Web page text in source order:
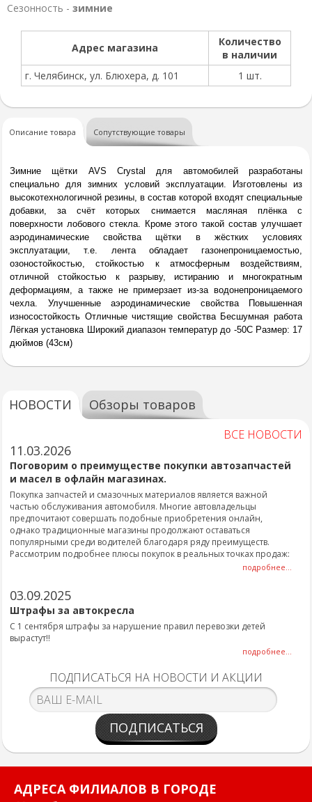
Сезонность - зимние
Адрес магазина
Количество
в наличии
г. Челябинск, ул. Блюхера, д. 101
1 шт.
Описание товара Сопутствующие товары
Зимние щётки AVS Crystal для автомобилей разработаны
специально для зимних условий эксплуатации. Изготовлены из
высокотехнологичной резины, в состав которой входят специальные
добавки, за счёт которых снимается масляная плёнка с
поверхности лобового стекла. Кроме этого такой состав улучшает
аэродинамические свойства щётки в жёстких условиях
эксплуатации, т.е. лента обладает газонепроницаемостью,
озоностойкостью, стойкостью к атмосферным воздействиям,
отличной стойкостью к разрыву, истиранию и многократным
деформациям, а также не примерзает из-за водонепроницаемого
чехла. Улучшенные аэродинамические свойства Повышенная
износостойкость Отличные чистящие свойства Бесшумная работа
Лёгкая установка Широкий диапазон температур до -50С Размер: 17
дюймов (43см)
НОВОСТИ Обзоры товаров
ВСЕ НОВОСТИ
11.03.2026
Поговорим о преимуществе покупки автозапчастей
и масел в офлайн магазинах.
Покупка запчастей и смазочных материалов является важной
частью обслуживания автомобиля. Многие автовладельцы
предпочитают совершать подобные приобретения онлайн,
однако традиционные магазины продолжают оставаться
популярными среди водителей благодаря ряду преимуществ.
Рассмотрим подробнее плюсы покупок в реальных точках продаж:
подробнее...
03.09.2025
Штрафы за автокресла
С 1 сентября штрафы за нарушение правил перевозки детей
вырастут!!
подробнее...
ПОДПИСАТЬСЯ НА НОВОСТИ И АКЦИИ
ПОДПИСАТЬСЯ
АДРЕСА ФИЛИАЛОВ В ГОРОДЕ